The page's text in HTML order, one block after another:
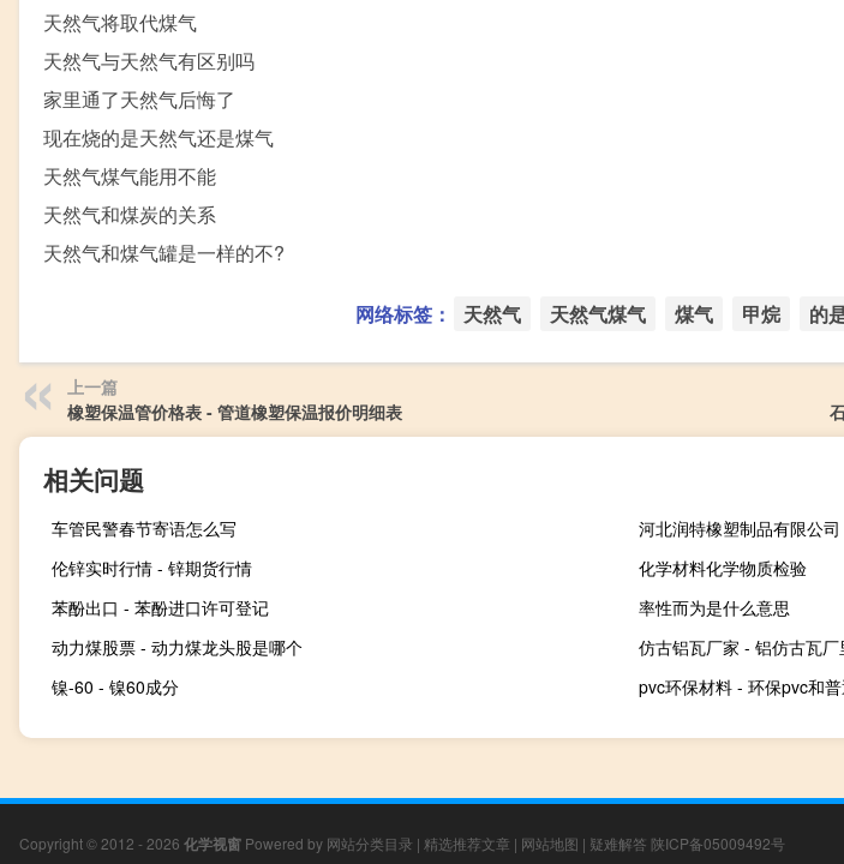
天然气将取代煤气
天然气与天然气有区别吗
家里通了天然气后悔了
现在烧的是天然气还是煤气
天然气煤气能用不能
天然气和煤炭的关系
天然气和煤气罐是一样的不?
网络标签： 天然气 天然气煤气 煤气 甲烷 的
上一篇
橡塑保温管价格表 - 管道橡塑保温报价明细表
相关问题
车管民警春节寄语怎么写
河北润特橡塑制品有限公
伦锌实时行情 - 锌期货行情
化学材料化学物质检验
苯酚出口 - 苯酚进口许可登记
率性而为是什么意思
动力煤股票 - 动力煤龙头股是哪个
仿古铝瓦厂家 - 铝仿古瓦厂
镍-60 - 镍60成分
pvc环保材料 - 环保pvc和
Copyright © 2012 - 2026 化学视窗 Powered by 网站分类目录 | 精选推荐文章 | 网站地图 | 疑难解答 陕ICP备05009492号